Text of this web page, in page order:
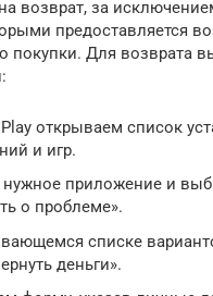
возврат, за
предоставляется
покупки. Для возврата
открываем список
и игр.
приложение и
о проблеме».
списке
деньги».